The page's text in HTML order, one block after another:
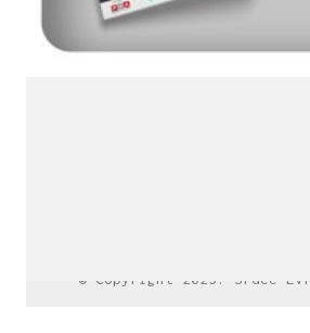
© Copyright 2025. Srdce